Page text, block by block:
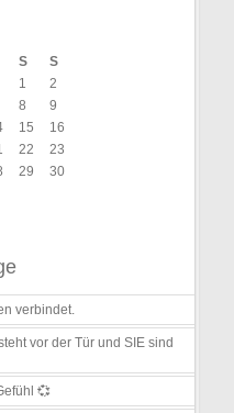
S
S
1
2
8
9
15
16
22
23
29
30
verbindet.
vor der Tür und SIE sind
💞